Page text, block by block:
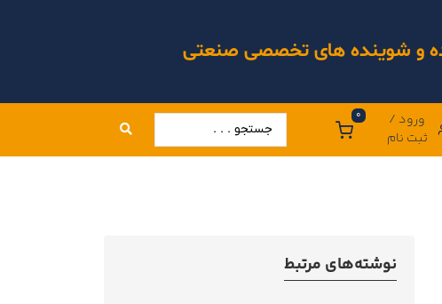
و شوینده های تخصصی صنعتی
ورود /
ثبت نام
0
نوشته‌های مرتبط